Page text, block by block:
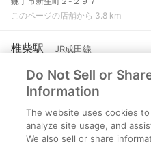
このページの店舗から 3.8 km
椎柴駅 JR成田線
銚子市野尻町
このページの店舗から 4.1 km
観音駅 銚子電鉄線
銚子市前宿町３６-１
Do Not Sell or
Information
The website uses cookies
analyze site usage, and
We also sell or share